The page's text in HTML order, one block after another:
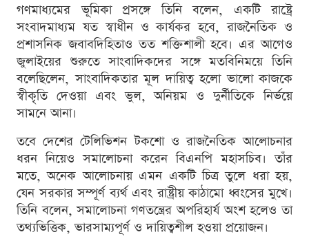
গণমাধ্যমের ভূমিকা প্রসঙ্গে তিনি বলেন, একটি রাষ্ট্রে
সংবাদমাধ্যম যত স্বাধীন ও কার্যকর হবে, রাজনৈতিক ও
প্রশাসনিক জবাবদিহিতাও তত শক্তিশালী হবে। এর আগেও
জুলাইয়ের শুরুতে সাংবাদিকদের সঙ্গে মতবিনিময়ে তিনি
বলেছিলেন, সাংবাদিকতার মূল দায়িত্ব হলো ভালো কাজকে
স্বীকৃতি দেওয়া এবং ভুল, অনিয়ম ও দুর্নীতিকে নির্ভয়ে
সামনে আনা।
তবে দেশের টেলিভিশন টকশো ও রাজনৈতিক আলোচনার
ধরন নিয়েও সমালোচনা করেন বিএনপি মহাসচিব। তাঁর
মতে, অনেক আলোচনায় এমন একটি চিত্র তুলে ধরা হয়,
যেন সরকার সম্পূর্ণ ব্যর্থ এবং রাষ্ট্রীয় কাঠামো ধ্বংসের মুখে।
তিনি বলেন, সমালোচনা গণতন্ত্রের অপরিহার্য অংশ হলেও তা
তথ্যভিত্তিক, ভারসাম্যপূর্ণ ও দায়িত্বশীল হওয়া প্রয়োজন।